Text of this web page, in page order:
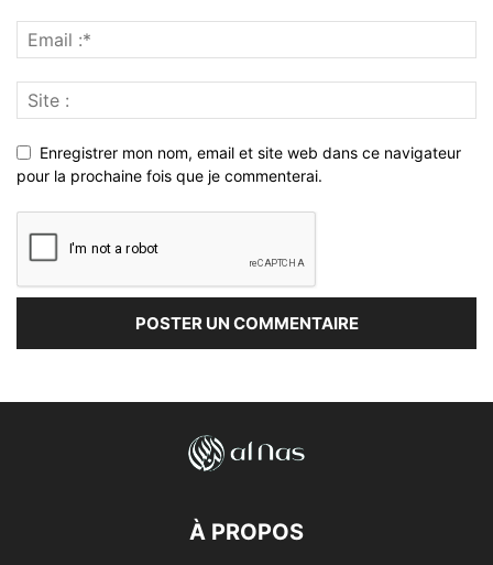
Enregistrer mon nom, email et site web dans ce navigateur
pour la prochaine fois que je commenterai.
À PROPOS